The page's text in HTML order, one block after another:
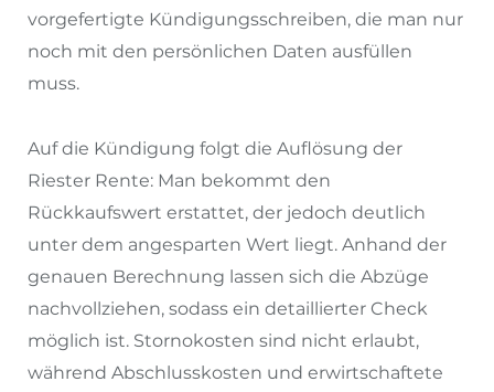
vorgefertigte Kündigungsschreiben, die man nur
noch mit den persönlichen Daten ausfüllen
muss.
Auf die Kündigung folgt die Auflösung der
Riester Rente: Man bekommt den
Rückkaufswert erstattet, der jedoch deutlich
unter dem angesparten Wert liegt. Anhand der
genauen Berechnung lassen sich die Abzüge
nachvollziehen, sodass ein detaillierter Check
möglich ist. Stornokosten sind nicht erlaubt,
während Abschlusskosten und erwirtschaftete